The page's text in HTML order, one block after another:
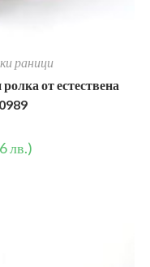
раници
от естествена
лв.)